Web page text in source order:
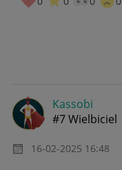
Kassobi
#7 Wielbiciel
‎16-02-2025 16:48